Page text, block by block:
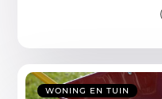
WONING EN TUIN